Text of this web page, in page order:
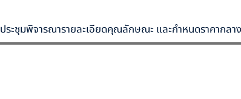
ประชุมพิจารณารายละเอียดคุณลักษณะ และกำหนดราคาก